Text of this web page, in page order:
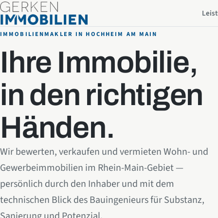
Zum Inhalt springen
IMMOBILIENMAKLER IN HOCHHEIM AM MAIN
Ihre Immobilie,
in den richtigen
Händen.
Wir bewerten, verkaufen und vermieten Wohn- und
Gewerbeimmobilien im Rhein-Main-Gebiet —
persönlich durch den Inhaber und mit dem
technischen Blick des Bauingenieurs für Substanz,